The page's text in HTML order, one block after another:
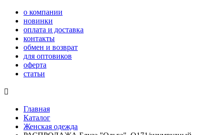
о компании
новинки
оплата и доставка
контакты
обмен и возврат
для оптовиков
оферта
статьи

Главная
Каталог
Женская одежда